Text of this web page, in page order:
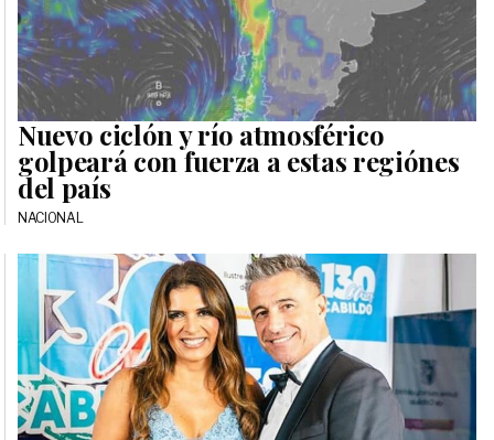
Nuevo ciclón y río atmosférico
golpeará con fuerza a estas regiónes
del país
NACIONAL